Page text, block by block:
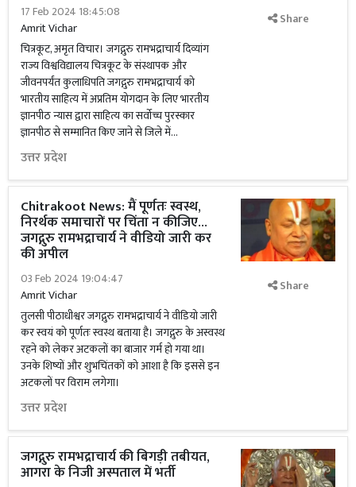
17 Feb 2024 18:45:08
Amrit Vichar
चित्रकूट, अमृत विचार। जगद्गुरु रामभद्राचार्य दिव्यांग
राज्य विश्वविद्यालय चित्रकूट के संस्थापक और
जीवनपर्यंत कुलाधिपति जगद्गुरु रामभद्राचार्य को
भारतीय साहित्य में अप्रतिम योगदान के लिए भारतीय
ज्ञानपीठ न्यास द्वारा साहित्य का सर्वोच्च पुरस्कार
ज्ञानपीठ से सम्मानित किए जाने से जिले में...
उत्तर प्रदेश
Share
Chitrakoot News: मैं पूर्णतः स्वस्थ,
निरर्थक समाचारों पर चिंता न कीजिए...
जगद्गुरु रामभद्राचार्य ने वीडियो जारी कर
की अपील
03 Feb 2024 19:04:47
Amrit Vichar
तुलसी पीठाधीश्वर जगद्गुरु रामभद्राचार्य ने वीडियो जारी
कर स्वयं को पूर्णतः स्वस्थ बताया है। जगद्गुरु के अस्वस्थ
रहने को लेकर अटकलों का बाजार गर्म हो गया था।
उनके शिष्यों और शुभचिंतकों को आशा है कि इससे इन
अटकलों पर विराम लगेगा।
उत्तर प्रदेश
Share
जगद्गुरु रामभद्राचार्य की बिगड़ी तबीयत,
आगरा के निजी अस्पताल में भर्ती